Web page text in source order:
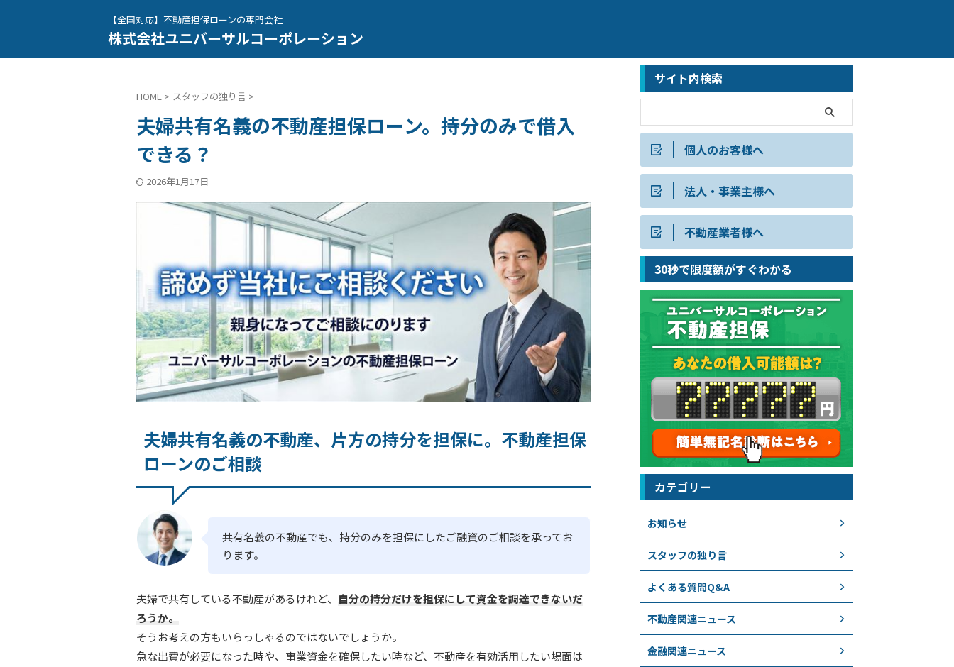
【全国対応】不動産担保ローンの専門会社
株式会社ユニバーサルコーポレーション
HOME > スタッフの独り言 >
夫婦共有名義の不動産担保ローン。持分のみで借入
できる？
2026年1月17日
夫婦共有名義の不動産、片方の持分を担保に。不動産担保
ローンのご相談
共有名義の不動産でも、持分のみを担保にしたご融資のご相談を承ってお
ります。
夫婦で共有している不動産があるけれど、 自分の持分だけを担保にして資金を調達できないだ
ろうか。
そうお考えの方もいらっしゃるのではないでしょうか。
急な出費が必要になった時や、事業資金を確保したい時など、不動産を有効活用したい場面は
サイト内検索
個人のお客様へ
法人・事業主様へ
不動産業者様へ
30秒で限度額がすぐわかる
カテゴリー
お知らせ
スタッフの独り言
よくある質問Q&A
不動産関連ニュース
金融関連ニュース